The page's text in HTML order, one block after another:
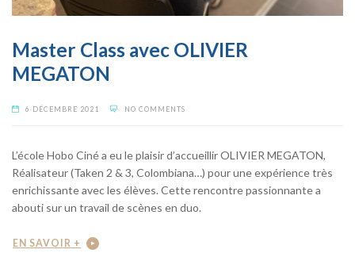
Master Class avec OLIVIER
MEGATON
6 DÉCEMBRE 2021 NO COMMENTS
L’école Hobo Ciné a eu le plaisir d’accueillir OLIVIER MEGATON,
Réalisateur (Taken 2 & 3, Colombiana…) pour une expérience très
enrichissante avec les élèves. Cette rencontre passionnante a
abouti sur un travail de scènes en duo.
EN SAVOIR +